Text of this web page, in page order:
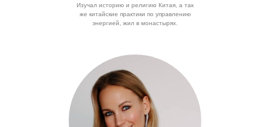
Изучал историю и религию Китая, а так
же китайские практики по управлению
энергией, жил в монастырях.